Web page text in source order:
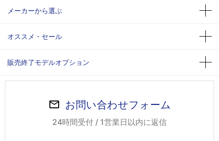
メーカーから選ぶ
オススメ・セール
販売終了モデルオプション
お問い合わせフォーム
24時間受付 / 1営業日以内に返信